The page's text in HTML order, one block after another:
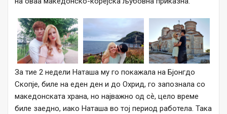
За тие 2 недели Наташа му го покажала на Бјонгдо
Скопје, биле на еден ден и до Охрид, го запознала со
македонската храна, но најважно од сѐ, цело време
биле заедно, иако Наташа во тој период работела. Така